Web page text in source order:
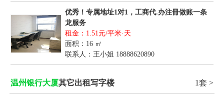
优秀！专属地址1对1，工商代.办注冊做账一条
龙服务
租金：1.51元/平米·天
面积：16 ㎡
联系人：王小姐 18888620890
1套 >
温州银行大厦其它出租写字楼